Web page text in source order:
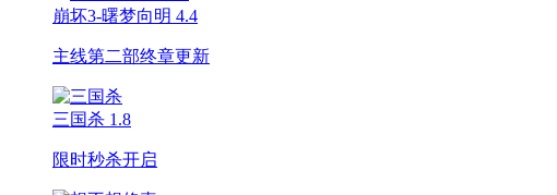
崩坏3-曙梦向明 4.4
主线第二部终章更新
三国杀 1.8
限时秒杀开启